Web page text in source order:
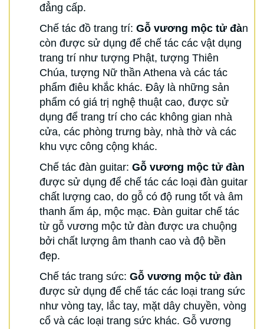
đẳng cấp.
Chế tác đồ trang trí: Gỗ vương mộc tử đàn
còn được sử dụng để chế tác các vật dụng
trang trí như tượng Phật, tượng Thiên
Chúa, tượng Nữ thần Athena và các tác
phẩm điêu khắc khác. Đây là những sản
phẩm có giá trị nghệ thuật cao, được sử
dụng để trang trí cho các không gian nhà
cửa, các phòng trưng bày, nhà thờ và các
khu vực công cộng khác.
Chế tác đàn guitar: Gỗ vương mộc tử đàn
được sử dụng để chế tác các loại đàn guitar
chất lượng cao, do gỗ có độ rung tốt và âm
thanh ấm áp, mộc mạc. Đàn guitar chế tác
từ gỗ vương mộc tử đàn được ưa chuộng
bởi chất lượng âm thanh cao và độ bền
đẹp.
Chế tác trang sức: Gỗ vương mộc tử đàn
được sử dụng để chế tác các loại trang sức
như vòng tay, lắc tay, mặt dây chuyền, vòng
cổ và các loại trang sức khác. Gỗ vương